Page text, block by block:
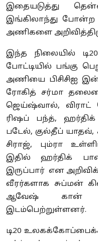
இதையடுத்து
இங்கிலாந்து போன்ற
அணிகளை
இந்த நிலையில்
போட்டியில் பங்கு
அணியை பிசிசிஐ
ரோகித் சர்மா
ஜெய்ஷ்வால், விராட்
ரிஷப் பந்த்,
படேல், குல்தீப்
சிராஜ், பும்ரா
இதில் ஹர்திக்
இருப்பார் என
வீரர்களாக சுப்மன்
ஆவேஷ் கான்
இடம்பெற்றுள்ளனர்.
டி20